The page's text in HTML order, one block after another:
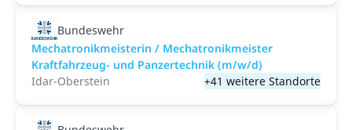
Bundeswehr
Mechatronikmeisterin / Mechatronikmeister
Kraftfahrzeug- und Panzertechnik (m/w/d)
Idar-Oberstein
+41 weitere Standorte